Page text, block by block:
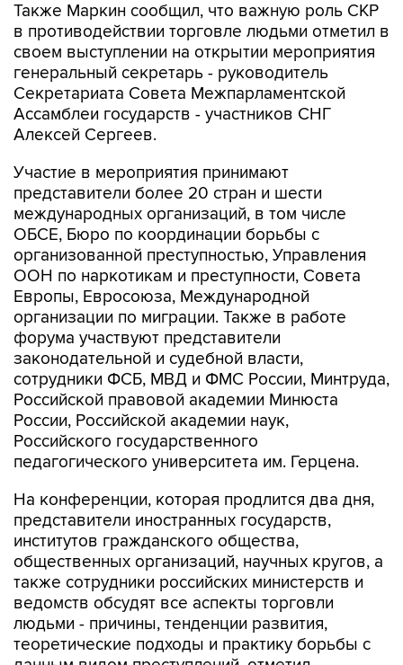
Также Маркин сообщил, что важную роль СКР
в противодействии торговле людьми отметил в
своем выступлении на открытии мероприятия
генеральный секретарь - руководитель
Секретариата Совета Межпарламентской
Ассамблеи государств - участников СНГ
Алексей Сергеев.
Участие в мероприятия принимают
представители более 20 стран и шести
международных организаций, в том числе
ОБСЕ, Бюро по координации борьбы с
организованной преступностью, Управления
ООН по наркотикам и преступности, Совета
Европы, Евросоюза, Международной
организации по миграции. Также в работе
форума участвуют представители
законодательной и судебной власти,
сотрудники ФСБ, МВД и ФМС России, Минтруда,
Российской правовой академии Минюста
России, Российской академии наук,
Российского государственного
педагогического университета им. Герцена.
На конференции, которая продлится два дня,
представители иностранных государств,
институтов гражданского общества,
общественных организаций, научных кругов, а
также сотрудники российских министерств и
ведомств обсудят все аспекты торговли
людьми - причины, тенденции развития,
теоретические подходы и практику борьбы с